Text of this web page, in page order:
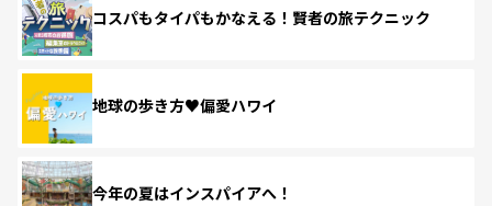
コスパもタイパもかなえる！賢者の旅テクニック
地球の歩き方♥偏愛ハワイ
今年の夏はインスパイアへ！